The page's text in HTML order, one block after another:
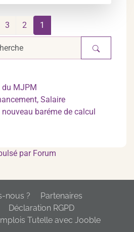
1
2
3
MJPM
Salaire
nouveau baréme de calcul
par Forum
nous ?
Partenaires
Déclaration RGPD
Tutelle avec Jooble